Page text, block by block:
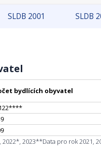
SLDB 2001 SLDB
bydlících obyvatel
****
2022*, 2023**Data pro rok 2021,